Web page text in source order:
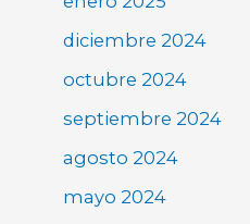
diciembre 2024
octubre 2024
septiembre 2024
agosto 2024
mayo 2024